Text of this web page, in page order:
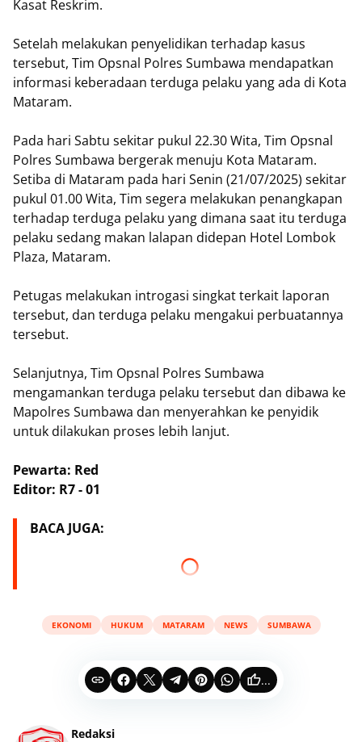
Kasat Reskrim.
Setelah melakukan penyelidikan terhadap kasus
tersebut, Tim Opsnal Polres Sumbawa mendapatkan
informasi keberadaan terduga pelaku yang ada di Kota
Mataram.
Pada hari Sabtu sekitar pukul 22.30 Wita, Tim Opsnal
Polres Sumbawa bergerak menuju Kota Mataram.
Setiba di Mataram pada hari Senin (21/07/2025) sekitar
pukul 01.00 Wita, Tim segera melakukan penangkapan
terhadap terduga pelaku yang dimana saat itu terduga
pelaku sedang makan lalapan didepan Hotel Lombok
Plaza, Mataram.
Petugas melakukan introgasi singkat terkait laporan
tersebut, dan terduga pelaku mengakui perbuatannya
tersebut.
Selanjutnya, Tim Opsnal Polres Sumbawa
mengamankan terduga pelaku tersebut dan dibawa ke
Mapolres Sumbawa dan menyerahkan ke penyidik
untuk dilakukan proses lebih lanjut.
Pewarta: Red
Editor: R7 - 01
BACA JUGA:
EKONOMI HUKUM MATARAM NEWS SUMBAWA
...
Redaksi